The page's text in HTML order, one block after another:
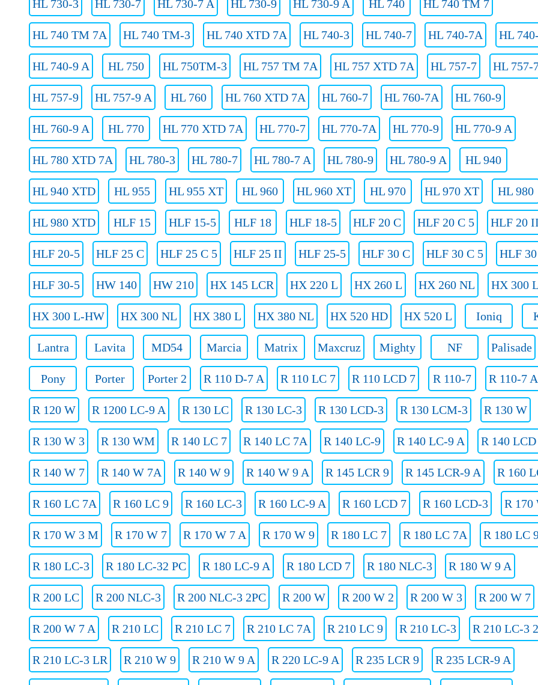
HL 730-3 HL 730-7 HL 730-7 A HL 730-9 HL 730-9 A HL 740 HL 740 TM 7
HL 740 TM 7A HL 740 TM-3 HL 740 XTD 7A HL 740-3 HL 740-7 HL 740-7A HL
HL 740-9 A HL 750 HL 750TM-3 HL 757 TM 7A HL 757 XTD 7A HL 757-7 HL 757-
HL 757-9 HL 757-9 A HL 760 HL 760 XTD 7A HL 760-7 HL 760-7A HL 760-9
HL 760-9 A HL 770 HL 770 XTD 7A HL 770-7 HL 770-7A HL 770-9 HL 770-9 A
HL 780 XTD 7A HL 780-3 HL 780-7 HL 780-7 A HL 780-9 HL 780-9 A HL 940
HL 940 XTD HL 955 HL 955 XT HL 960 HL 960 XT HL 970 HL 970 XT HL 980
HL 980 XTD HLF 15 HLF 15-5 HLF 18 HLF 18-5 HLF 20 C HLF 20 C 5 HLF 20 II
HLF 20-5 HLF 25 C HLF 25 C 5 HLF 25 II HLF 25-5 HLF 30 C HLF 30 C 5 HLF
HLF 30-5 HW 140 HW 210 HX 145 LCR HX 220 L HX 260 L HX 260 NL HX 300 L
HX 300 L-HW HX 300 NL HX 380 L HX 380 NL HX 520 HD HX 520 L Ioniq
Lantra Lavita MD54 Marcia Matrix Maxcruz Mighty NF Palisade
Pony Porter Porter 2 R 110 D-7 A R 110 LC 7 R 110 LCD 7 R 110-7 R 110-7 A
R 120 W R 1200 LC-9 A R 130 LC R 130 LC-3 R 130 LCD-3 R 130 LCM-3 R 130 W
R 130 W 3 R 130 WM R 140 LC 7 R 140 LC 7A R 140 LC-9 R 140 LC-9 A R 140
R 140 W 7 R 140 W 7A R 140 W 9 R 140 W 9 A R 145 LCR 9 R 145 LCR-9 A R 160
R 160 LC 7A R 160 LC 9 R 160 LC-3 R 160 LC-9 A R 160 LCD 7 R 160 LCD-3 R 170
R 170 W 3 M R 170 W 7 R 170 W 7 A R 170 W 9 R 180 LC 7 R 180 LC 7A R 180 LC
R 180 LC-3 R 180 LC-32 PC R 180 LC-9 A R 180 LCD 7 R 180 NLC-3 R 180 W 9 A
R 200 LC R 200 NLC-3 R 200 NLC-3 2PC R 200 W R 200 W 2 R 200 W 3 R 200 W 7
R 200 W 7 A R 210 LC R 210 LC 7 R 210 LC 7A R 210 LC 9 R 210 LC-3 R 210 LC-3
R 210 LC-3 LR R 210 W 9 R 210 W 9 A R 220 LC-9 A R 235 LCR 9 R 235 LCR-9 A